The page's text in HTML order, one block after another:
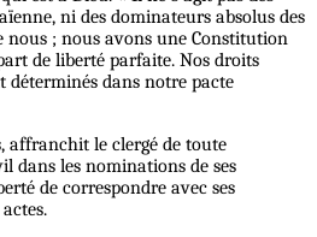
ni des dominateurs absolus des
nous ; nous avons une Constitution
de liberté parfaite. Nos droits
déterminés dans notre pacte
affranchit le clergé de toute
dans les nominations de ses
de correspondre avec ses